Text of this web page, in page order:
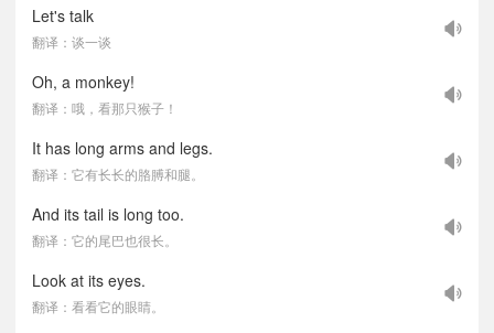
Let's talk
翻译：谈一谈
Oh, a monkey!
翻译：哦，看那只猴子！
It has long arms and legs.
翻译：它有长长的胳膊和腿。
And its tail is long too.
翻译：它的尾巴也很长。
Look at its eyes.
翻译：看看它的眼睛。